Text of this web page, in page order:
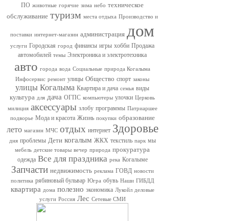
ПО животные горячие зима небо техническое
обслуживание туризм места отдыха Производство и
поставки интернет-магазин администрация дом
услуги Городская город финансы игры хобби Продажа
автомобилей темы Электроника и электротехника
авто города вода Социальные природа Когалыма
Инфосервис ремонт улицы Общество спорт законы
улицы Когалыма Квартира и дача семья виды
культура для дача ОГПС компьютеры улочки Церковь
милиция аксессуары злобу программы Патриаршее
подворье Мода и красота Жизнь покупки образование
лето магазин МЧС отдых интернет Здоровье
дня проблемы Дети когалым ЖКХ текстиль парк мы
мебель детские товары вечер природа прокуратура
одежда Все для праздника река Когалыме
Запчасти недвижимость реклама ГОВД новости
политика рябиновый бульвар Югра обувь Наши ГИБДД
квартира дома полезно экономика Лукойл деловые
услуги Россия Лес Сетевые СМИ